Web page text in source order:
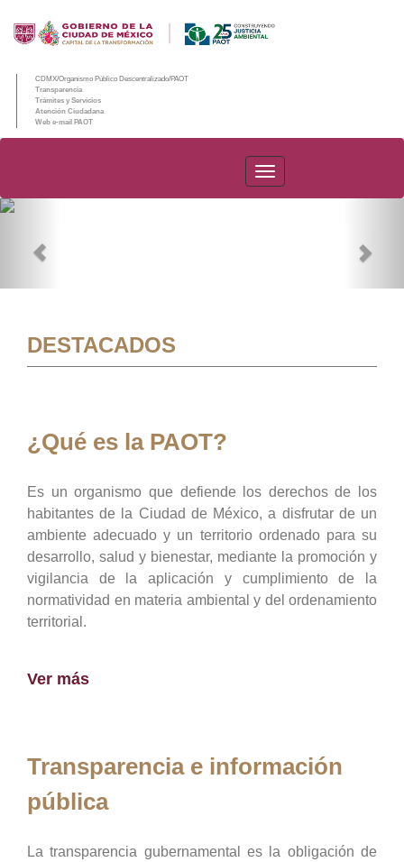
CDMX/Organismo Público Descentralizado/PAOT
Transparencia
Trámites y Servicios
Atención Ciudadana
Web e-mail PAOT
PAOT
DESTACADOS
¿Qué es la PAOT?
Es un organismo que defiende los derechos de los
habitantes de la Ciudad de México, a disfrutar de un
ambiente adecuado y un territorio ordenado para su
desarrollo, salud y bienestar, mediante la promoción y
vigilancia de la aplicación y cumplimiento de la
normatividad en materia ambiental y del ordenamiento
territorial.
Ver más
Transparencia e información
pública
La transparencia gubernamental es la obligación de